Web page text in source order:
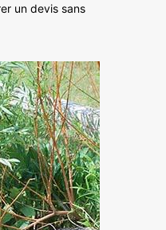
un devis sans